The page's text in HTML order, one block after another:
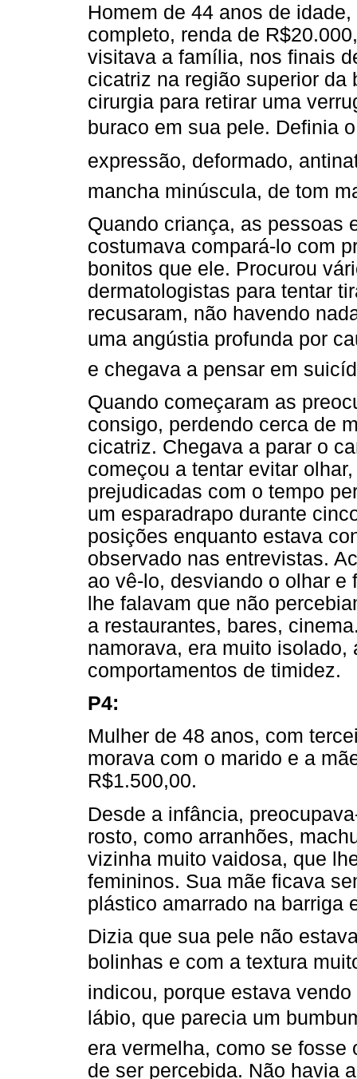
Homem de 44 anos de
completo, renda de
visitava a família, nos finais
cicatriz na região superior da
cirurgia para retirar uma
buraco em sua pele. Definia o
expressão, deformado,
mancha minúscula, de tom
Quando criança, as pessoas
costumava compará-lo com
bonitos que ele. Procurou
dermatologistas para tentar
recusaram, não havendo
uma angústia profunda por
e chegava a pensar em
Quando começaram as
consigo, perdendo cerca de
cicatriz. Chegava a parar o
começou a tentar evitar
prejudicadas com o tempo
um esparadrapo durante
posições enquanto estava
observado nas entrevistas.
ao vê-lo, desviando o olhar e
lhe falavam que não
a restaurantes, bares,
namorava, era muito
comportamentos de timidez.
P4:
Mulher de 48 anos, com
morava com o marido e a
R$1.500,00.
Desde a infância,
rosto, como arranhões,
vizinha muito vaidosa, que
femininos. Sua mãe ficava
plástico amarrado na barriga
Dizia que sua pele não
bolinhas e com a textura
indicou, porque estava
lábio, que parecia um
era vermelha, como se
de ser percebida. Não havia